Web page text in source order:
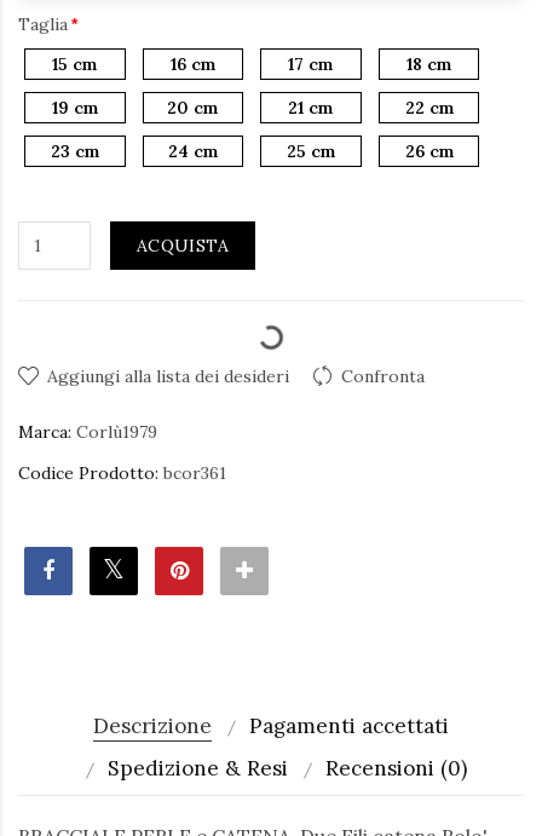
Taglia
15 cm
16 cm 17 cm
18 cm
19 cm
20 cm 21 cm
22 cm
23 cm
24 cm 25 cm 26 cm
ACQUISTA
Aggiungi alla lista dei desideri Confronta
Marca: Corlù1979
Codice Prodotto: bcor361
Descrizione
Pagamenti accettati
Spedizione & Resi
Recensioni (0)